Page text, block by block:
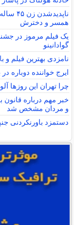
همسر و دخترش
یک فیلم مرموز در
گوادانینو
نامزدی بهترین فیلم و
ایرج خواننده دوباره
چرا تهران این روزها
خبر مهم درباره
و مردان مشخص شد
دستمزد باورنکردنی